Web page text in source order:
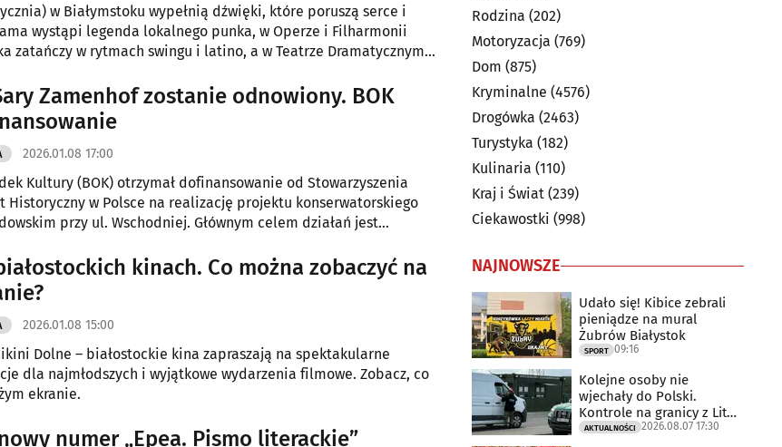
w Białymstoku wypełnią dźwięki, które poruszą serce i
wystąpi legenda lokalnego punka, w Operze i Filharmonii
zatańczy w rytmach swingu i latino, a w Teatrze Dramatycznym i
na które będzie można się wybrać. Zobacz nasz weekendowy
Zamenhof zostanie odnowiony. BOK
2026.01.08 17:00
Kultury (BOK) otrzymał dofinansowanie od Stowarzyszenia
Historyczny w Polsce na realizację projektu konserwatorskiego
przy ul. Wschodniej. Głównym celem działań jest
kinach. Co można zobaczyć na
2026.01.08 15:00
Dolne – białostockie kina zapraszają na spektakularne
dla najmłodszych i wyjątkowe wydarzenia filmowe. Zobacz, co
ekranie.
numer „Epea. Pismo literackie”
Rodzina (202)
Motoryzacja (769)
Dom (875)
Kryminalne (4576)
Drogówka (2463)
Turystyka (182)
Kulinaria (110)
Kraj i Świat (239)
Ciekawostki (998)
NAJNOWSZE
Udało się! Kibice zebrali
pieniądze na mural
Żubrów Białystok
SPORT 09:16
Kolejne osoby nie
wjechały do Polski.
Kontrole na granicy z Litwą
trwają
AKTUALNOŚCI 2026.08.07 17:30